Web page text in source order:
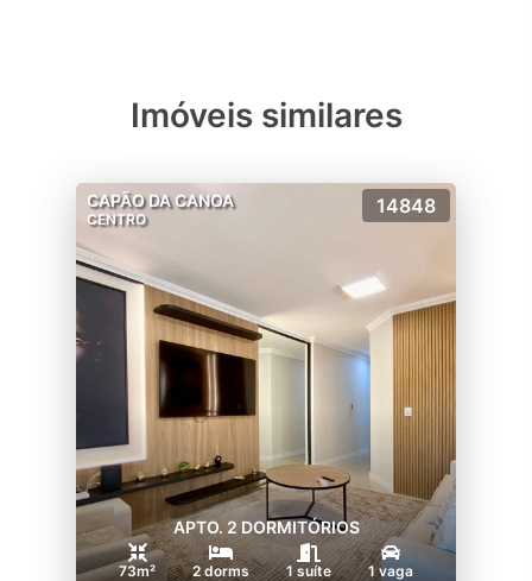
Imóveis similares
CAPÃO DA CANOA
CENTRO
14848
APTO. 2 DORMITÓRIOS
73m² 2 dorms 1 suíte 1 vaga